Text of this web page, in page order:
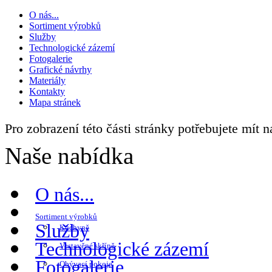
O nás...
Sortiment výrobků
Služby
Technologické zázemí
Fotogalerie
Grafické návrhy
Materiály
Kontakty
Mapa stránek
Pro zobrazení této části stránky potřebujete mít
Naše nabídka
O nás...
Sortiment výrobků
Kuchyně
Vestavěné skříně
Obývací pokoje
Služby
Technologické zázemí
Fotogalerie